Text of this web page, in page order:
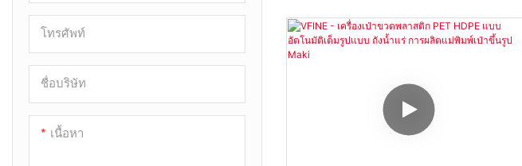
เครื่องเป่าขวดพลาสติกแบบยืด
โทรศัพท์
ชื่อบริษัท
เนื้อหา
ประเภทเดียวกันในท้องตลาด เครื่องนี้มีข้อได้
เปรียบโดดเด่นที่ไม่มีใครเทียบได้ในแง่ของ